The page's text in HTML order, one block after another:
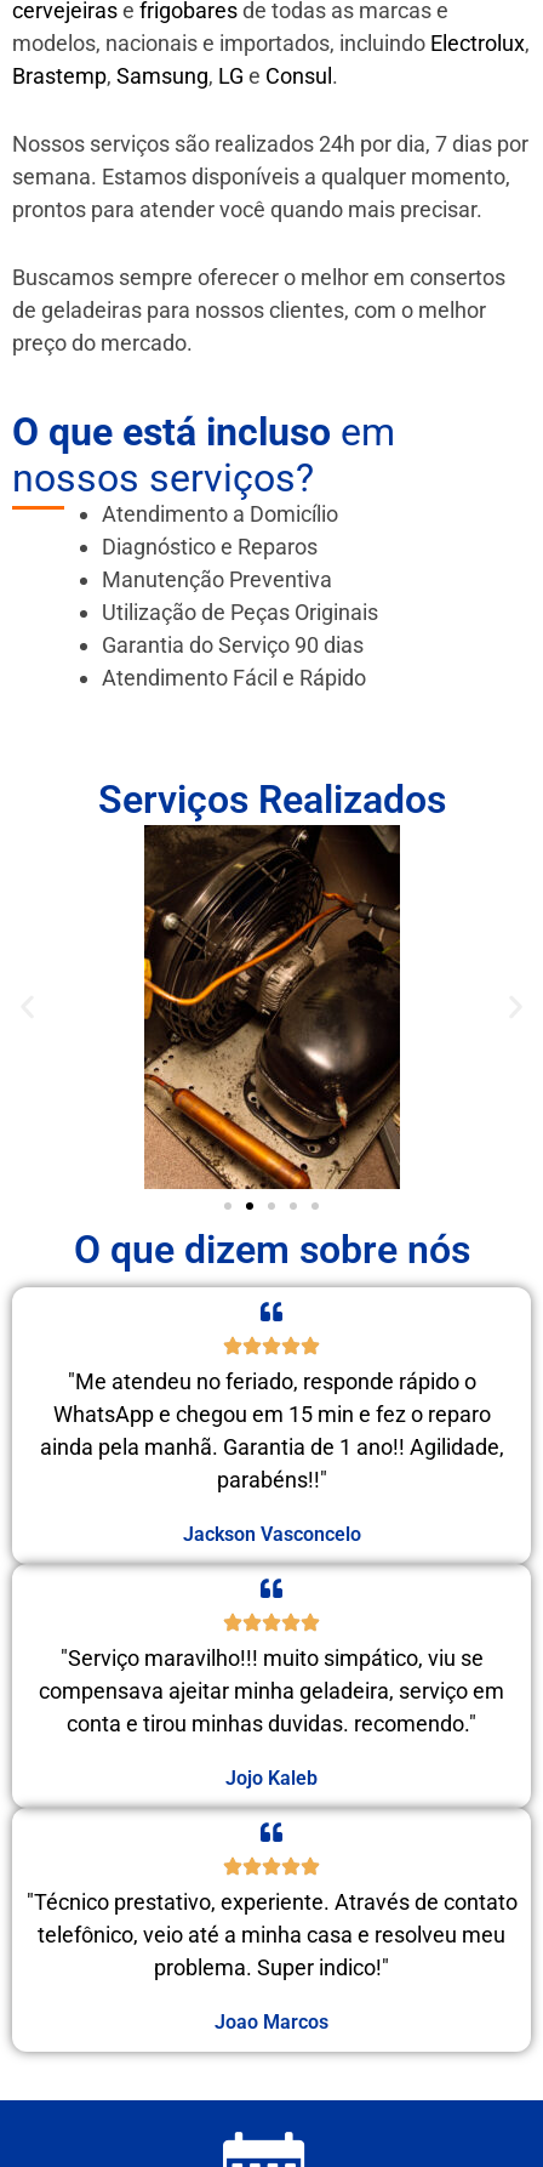
cervejeirase frigobaresde todas as marcas e
modelos, nacionais e importados, incluindo Electrolux,
Brastemp, Samsung, LG e Consul .
Nossos serviços são realizados 24h por dia, 7 dias por
semana. Estamos disponíveis a qualquer momento,
prontos para atender você quando mais precisar.
Buscamos sempre oferecer o melhor em consertos
de geladeiras para nossos clientes, com o melhor
preço do mercado.
O que está incluso em
nossos serviços?
Atendimento a Domicílio
Diagnóstico e Reparos
Manutenção Preventiva
Utilização de Peças Originais
Garantia do Serviço 90 dias
Atendimento Fácil e Rápido
Serviços Realizados
O que dizem sobre nós
"Me atendeu no feriado, responde rápido o
WhatsApp e chegou em 15 min e fez o reparo
ainda pela manhã. Garantia de 1 ano!! Agilidade,
parabéns!!"
Jackson Vasconcelo
"Serviço maravilho!!! muito simpático, viu se
compensava ajeitar minha geladeira, serviço em
conta e tirou minhas duvidas. recomendo."
Jojo Kaleb
"Técnico prestativo, experiente. Através de contato
telefônico, veio até a minha casa e resolveu meu
problema. Super indico!"
Joao Marcos